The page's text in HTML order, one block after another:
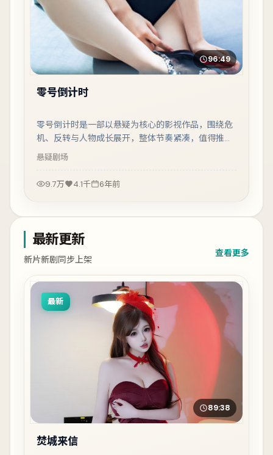
96:49
零号倒计时
零号倒计时是一部以悬疑为核心的影视作品，围绕危
机、反转与人物成长展开，整体节奏紧凑，值得推荐
观看。
悬疑剧场
9.7万 4.1千 6年前
最新更新
新片新剧同步上架
查看更多
最新
89:38
焚城来信